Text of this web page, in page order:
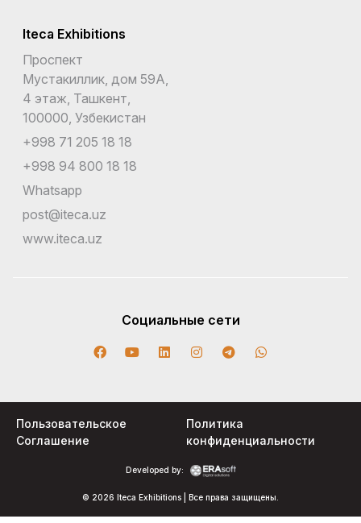
Iteca Exhibitions
Проспект
Мустакиллик, дом 59А,
4 этаж, Ташкент,
100000, Узбекистан
+998 71 205 18 18
+998 94 800 18 18
Whatsapp
post@iteca.uz
www.iteca.uz
Социальные сети
© 2026 Iteca Exhibitions | Все права защищены.
Developed by:
Пользовательское
Соглашение
Политика
конфиденциальности